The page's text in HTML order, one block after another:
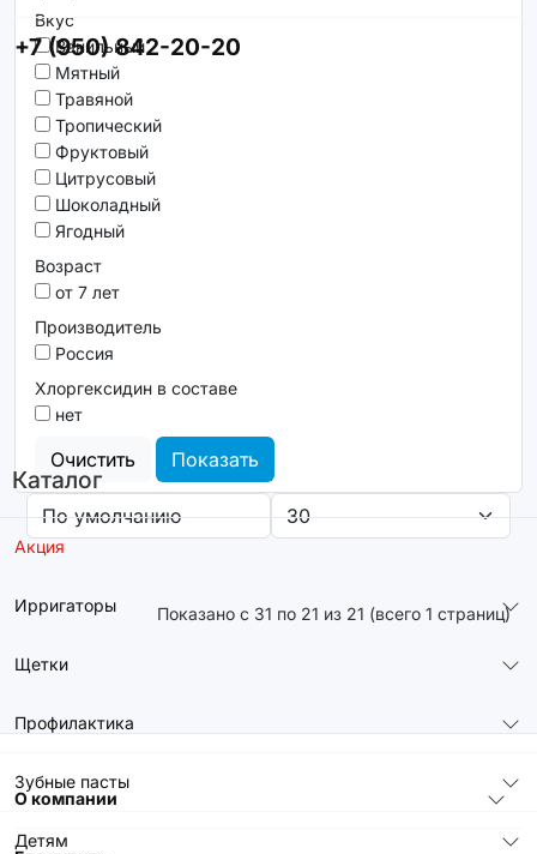
+7 (950) 842-20-20
Каталог
Акция
Ирригаторы
Щетки
Профилактика
Зубные пасты
Детям
Вкус
Ванильный
Мятный
Травяной
Тропический
Фруктовый
Цитрусовый
Шоколадный
Ягодный
Возраст
от 7 лет
Производитель
Россия
Хлоргексидин в составе
нет
Очистить Показать
Показано с 31 по 21 из 21 (всего 1 страниц)
О компании